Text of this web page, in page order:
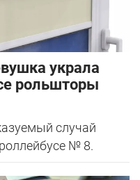
украла
рольшторы
случай
№ 8.